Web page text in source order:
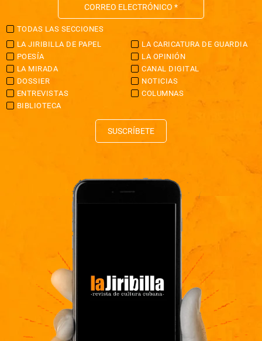
TODAS LAS SECCIONES
LA JIRIBILLA DE PAPEL
LA CARICATURA DE GUARDIA
POESÍA
LA OPINIÓN
LA MIRADA
CANAL DIGITAL
DOSSIER
NOTICIAS
ENTREVISTAS
COLUMNAS
BIBLIOTECA
SUSCRÍBETE